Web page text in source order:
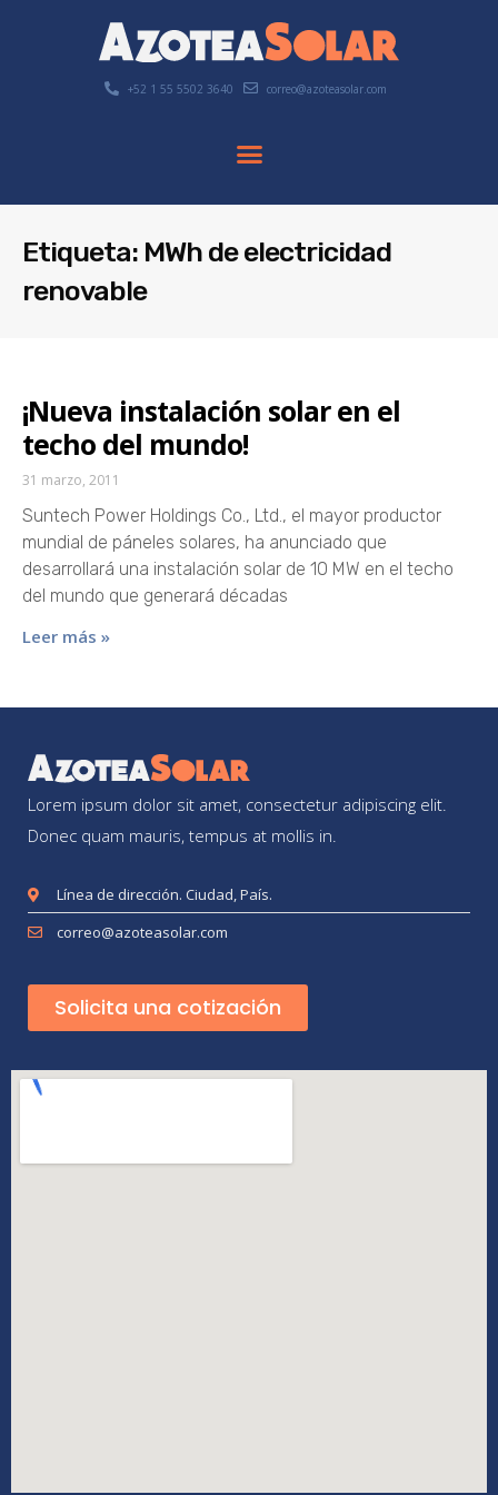
+52 1 55 5502 3640 correo@azoteasolar.com
Etiqueta: MWh de electricidad
renovable
¡Nueva instalación solar en el
techo del mundo!
31 marzo, 2011
Suntech Power Holdings Co., Ltd., el mayor productor
mundial de páneles solares, ha anunciado que
desarrollará una instalación solar de 10 MW en el techo
del mundo que generará décadas
Leer más »
Lorem ipsum dolor sit amet, consectetur adipiscing elit.
Donec quam mauris, tempus at mollis in.
Línea de dirección. Ciudad, País.
correo@azoteasolar.com
Solicita una cotización